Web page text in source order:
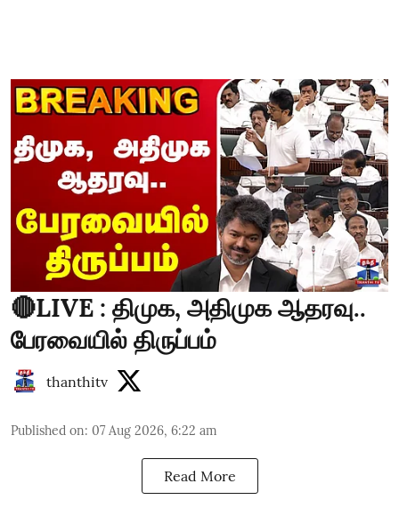
🔴LIVE : திமுக, அதிமுக ஆதரவு..
பேரவையில் திருப்பம்
thanthitv
Published on: 07 Aug 2026, 6:22 am
Read More